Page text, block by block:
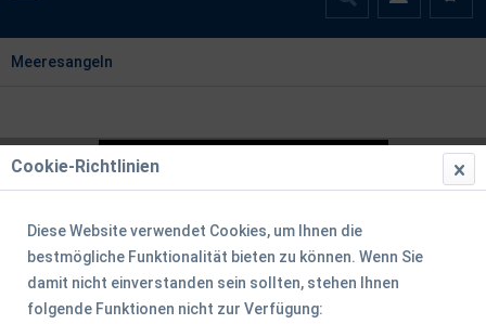
Meeresangeln
Cookie-Richtlinien
Diese Website verwendet Cookies, um Ihnen die
bestmögliche Funktionalität bieten zu können. Wenn Sie
damit nicht einverstanden sein sollten, stehen Ihnen
folgende Funktionen nicht zur Verfügung: